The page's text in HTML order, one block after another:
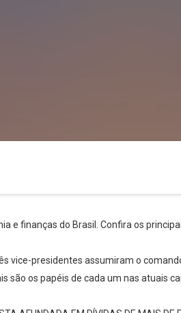
e finanças do Brasil. Confira os
vice-presidentes assumiram o
são os papéis de cada um nas atuais
Twitter E-mail